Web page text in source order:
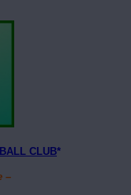
CLUB*
–